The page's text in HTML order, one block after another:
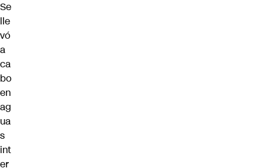
Se
lle
vó
a
ca
bo
en
ag
ua
s
int
er